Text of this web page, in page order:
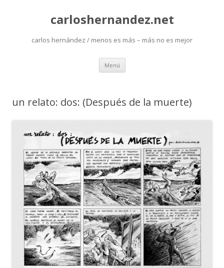
carloshernandez.net
carlos hernández / menos es más – más no es mejor
Menú Saltar
contenido
un relato: dos: (Después de la muerte)